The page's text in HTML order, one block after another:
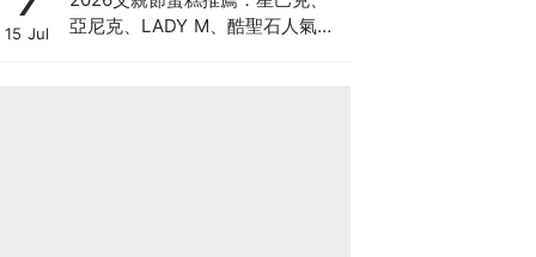
15 Jul
亞尼克、LADY M、酷聖石人氣特